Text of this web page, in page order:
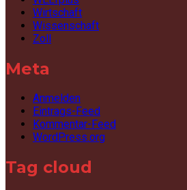
Wirtschaft
Wissenschaft
Zoll
Meta
Anmelden
Eintrags-Feed
Kommentar-Feed
WordPress.org
Tag cloud